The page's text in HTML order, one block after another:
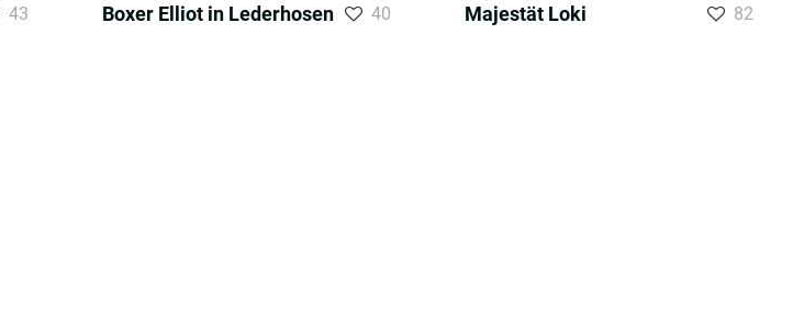
43 Boxer Elliot in Lederhosen 40 Majestät Loki 82